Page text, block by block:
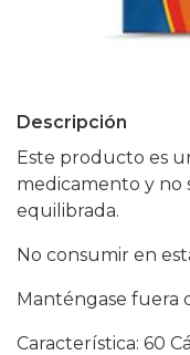
Descripción
Este producto es
medicamento y no
equilibrada.
No consumir en
Manténgase fuera
Característica: 60